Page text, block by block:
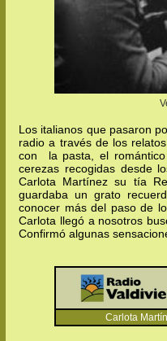
Los italianos que pasaron
radio a través de los
con la pasta, el
cerezas recogidas desde
Carlota Martínez su tía
guardaba un grato
conocer más del paso de
Carlota llegó a nosotros
Confirmó algunas
Carlota